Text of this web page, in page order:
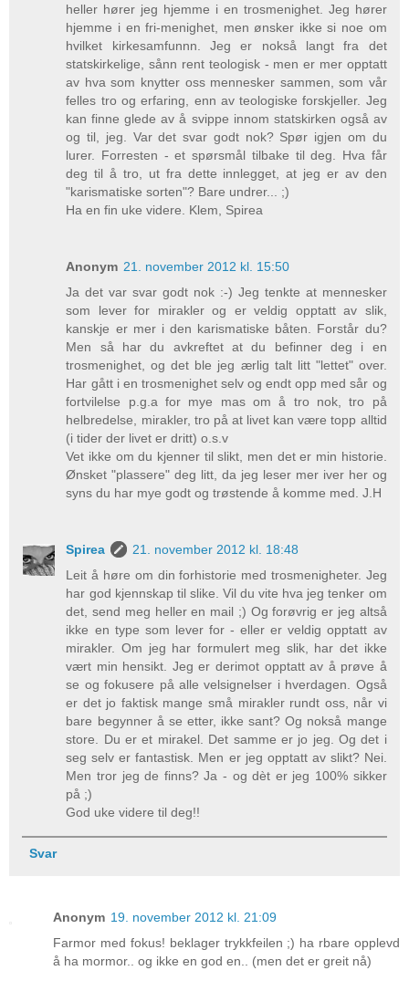
heller hører jeg hjemme i en trosmenighet. Jeg hører
hjemme i en fri-menighet, men ønsker ikke si noe om
hvilket kirkesamfunnn. Jeg er nokså langt fra det
statskirkelige, sånn rent teologisk - men er mer opptatt
av hva som knytter oss mennesker sammen, som vår
felles tro og erfaring, enn av teologiske forskjeller. Jeg
kan finne glede av å svippe innom statskirken også av
og til, jeg. Var det svar godt nok? Spør igjen om du
lurer. Forresten - et spørsmål tilbake til deg. Hva får
deg til å tro, ut fra dette innlegget, at jeg er av den
"karismatiske sorten"? Bare undrer... ;)
Ha en fin uke videre. Klem, Spirea
Anonym 21. november 2012 kl. 15:50
Ja det var svar godt nok :-) Jeg tenkte at mennesker
som lever for mirakler og er veldig opptatt av slik,
kanskje er mer i den karismatiske båten. Forstår du?
Men så har du avkreftet at du befinner deg i en
trosmenighet, og det ble jeg ærlig talt litt "lettet" over.
Har gått i en trosmenighet selv og endt opp med sår og
fortvilelse p.g.a for mye mas om å tro nok, tro på
helbredelse, mirakler, tro på at livet kan være topp alltid
(i tider der livet er dritt) o.s.v
Vet ikke om du kjenner til slikt, men det er min historie.
Ønsket "plassere" deg litt, da jeg leser mer iver her og
syns du har mye godt og trøstende å komme med. J.H
Spirea
21. november 2012 kl. 18:48
Leit å høre om din forhistorie med trosmenigheter. Jeg
har god kjennskap til slike. Vil du vite hva jeg tenker om
det, send meg heller en mail ;) Og forøvrig er jeg altså
ikke en type som lever for - eller er veldig opptatt av
mirakler. Om jeg har formulert meg slik, har det ikke
vært min hensikt. Jeg er derimot opptatt av å prøve å
se og fokusere på alle velsignelser i hverdagen. Også
er det jo faktisk mange små mirakler rundt oss, når vi
bare begynner å se etter, ikke sant? Og nokså mange
store. Du er et mirakel. Det samme er jo jeg. Og det i
seg selv er fantastisk. Men er jeg opptatt av slikt? Nei.
Men tror jeg de finns? Ja - og dèt er jeg 100% sikker
på ;)
God uke videre til deg!!
Svar
Anonym 19. november 2012 kl. 21:09
Farmor med fokus! beklager trykkfeilen ;) ha rbare opplevd
å ha mormor.. og ikke en god en.. (men det er greit nå)